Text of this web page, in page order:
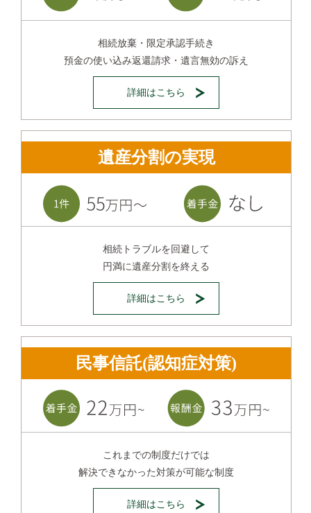
相続放棄・限定承認手続き
預金の使い込み返還請求・遺言無効の訴え
詳細はこちら
遺産分割の実現
相続トラブルを回避して
円満に遺産分割を終える
詳細はこちら
民事信託(認知症対策)
これまでの制度だけでは
解決できなかった対策が可能な制度
詳細はこちら